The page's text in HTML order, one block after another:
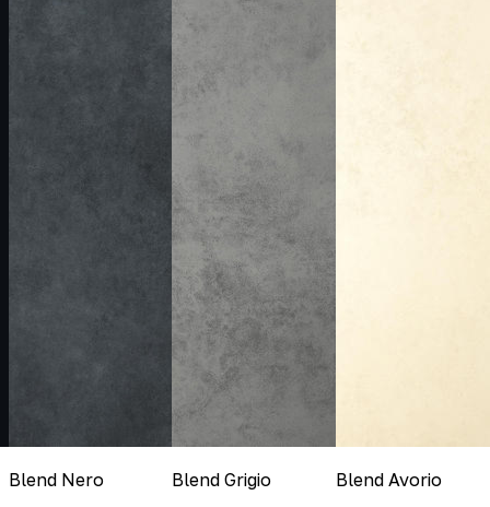
Blend Nero
Blend Grigio
Blend Avorio